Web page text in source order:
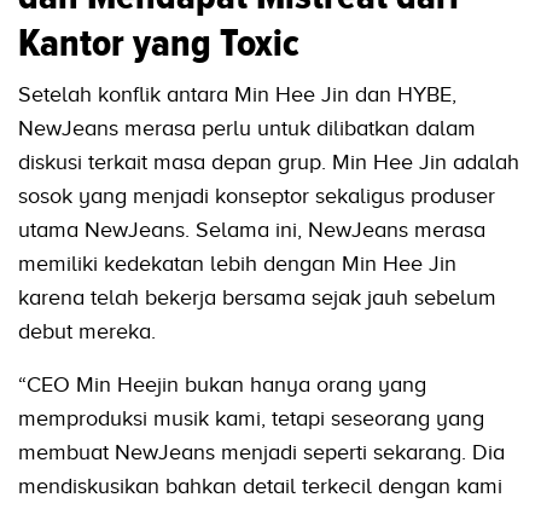
Kantor yang Toxic
Setelah konflik antara Min Hee Jin dan HYBE,
NewJeans merasa perlu untuk dilibatkan dalam
diskusi terkait masa depan grup. Min Hee Jin adalah
sosok yang menjadi konseptor sekaligus produser
utama NewJeans. Selama ini, NewJeans merasa
memiliki kedekatan lebih dengan Min Hee Jin
karena telah bekerja bersama sejak jauh sebelum
debut mereka.
“CEO Min Heejin bukan hanya orang yang
memproduksi musik kami, tetapi seseorang yang
membuat NewJeans menjadi seperti sekarang. Dia
mendiskusikan bahkan detail terkecil dengan kami